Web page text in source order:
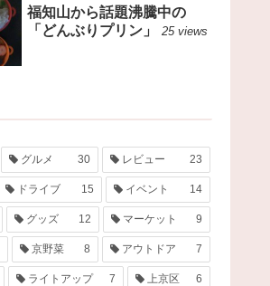
福知山から話題沸騰中の
「どんぶりプリン」
25 views
グルメ 30 レビュー 23
ドライブ 15 イベント 14
グッズ 12 マーケット 9
京野菜 8 アウトドア 7
ライトアップ 7 上京区 6